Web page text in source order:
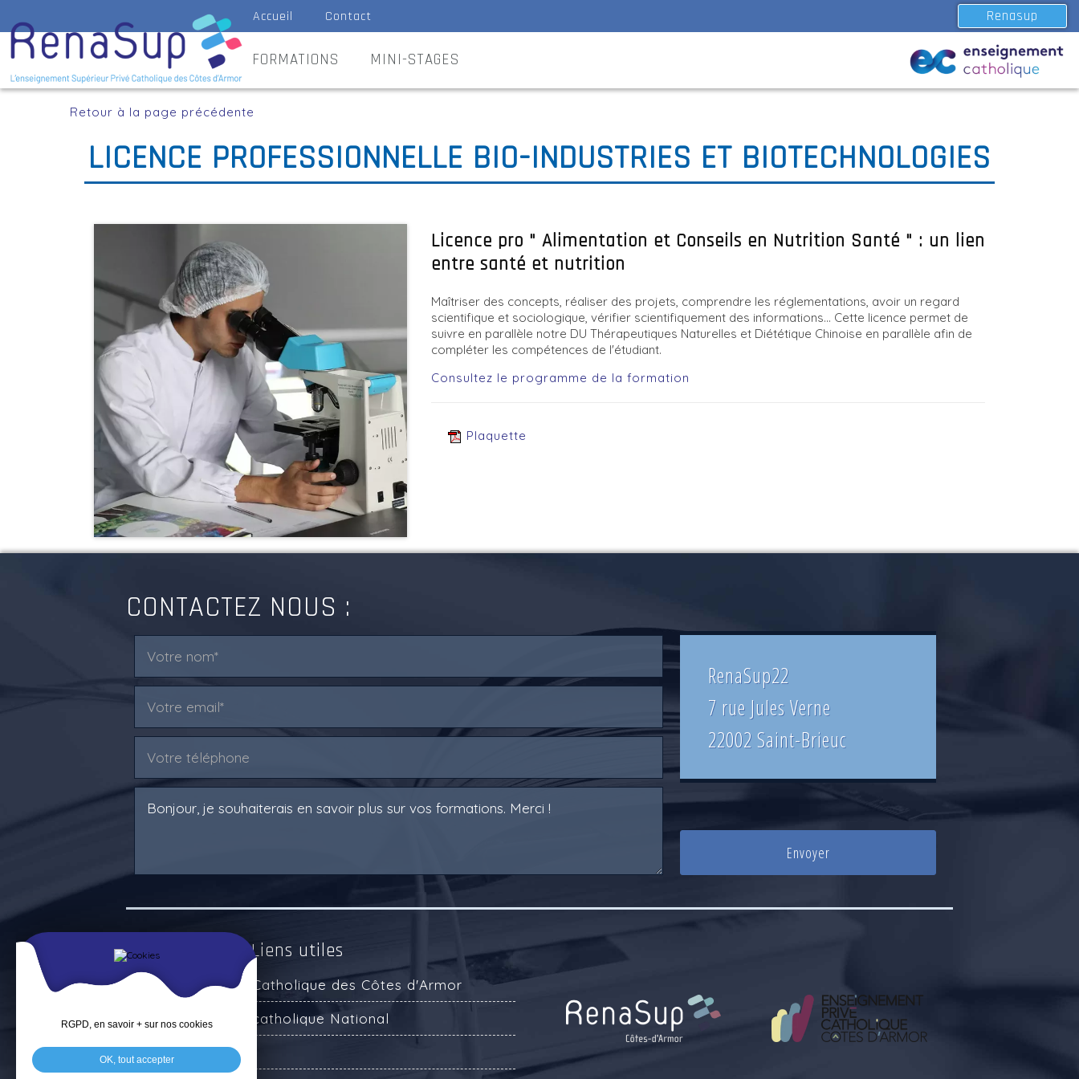
Renasup
Accueil Contact
FORMATIONS MINI-STAGES
Retour à la page précédente
LICENCE PROFESSIONNELLE BIO-INDUSTRIES ET BIOTECHNOLOGIES
Licence pro " Alimentation et Conseils en Nutrition Santé " : un lien
entre santé et nutrition
Maîtriser des concepts, réaliser des projets, comprendre les réglementations, avoir un regard
scientifique et sociologique, vérifier scientifiquement des informations... Cette licence permet de
suivre en parallèle notre DU Thérapeutiques Naturelles et Diététique Chinoise en parallèle afin de
compléter les compétences de l'étudiant.
Consultez le programme de la formation
Plaquette
CONTACTEZ NOUS :
RenaSup22
7 rue Jules Verne
22002 Saint-Brieuc
Ressources & Liens utiles
Enseignement Catholique des Côtes d'Armor
Enseignement catholique National
Service Public
RGPD, en savoir + sur nos cookies
OK, tout accepter